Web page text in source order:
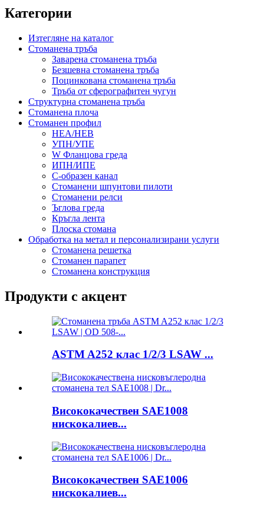
Категории
Изтегляне на каталог
Стоманена тръба
Заварена стоманена тръба
Безшевна стоманена тръба
Поцинкована стоманена тръба
Тръба от сферографитен чугун
Структурна стоманена тръба
Стоманена плоча
Стоманен профил
HEA/HEB
УПН/УПЕ
W Фланцова греда
ИПН/ИПЕ
C-образен канал
Стоманени шпунтови пилоти
Стоманени релси
Ъглова греда
Кръгла лента
Плоска стомана
Обработка на метал и персонализирани услуги
Стоманена решетка
Стоманен парапет
Стоманена конструкция
Продукти с акцент
ASTM A252 клас 1/2/3 LSAW ...
Висококачествен SAE1008
нискокалиев...
Висококачествен SAE1006
нискокалиев...